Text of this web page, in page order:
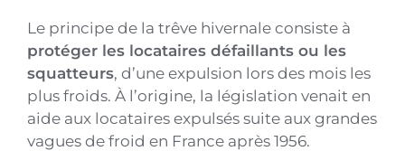
Le principe de la trêve hivernale consiste à
protéger les locataires défaillants ou les
squatteurs, d’une expulsion lors des mois les
plus froids. À l’origine, la législation venait en
aide aux locataires expulsés suite aux grandes
vagues de froid en France après 1956.